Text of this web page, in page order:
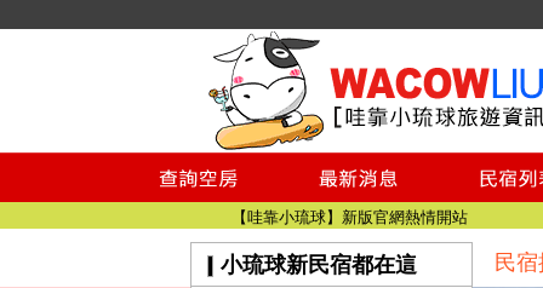
小琉球民宿空房
小琉球民宿
小琉球民宿推薦
【小琉球民宿特約】東港停車場!!看這邊
小琉球民宿 最完整的旅遊資訊都在這
【哇靠小琉球】新版官網熱情開站
【哇靠小琉球粉絲團】即時動態!!
小琉球新民宿都在這 民